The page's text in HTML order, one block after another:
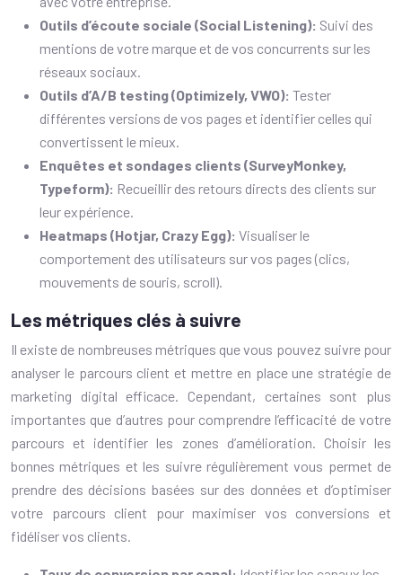
Outils d’écoute sociale (Social Listening): Suivi des
mentions de votre marque et de vos concurrents sur les
réseaux sociaux.
Outils d’A/B testing (Optimizely, VWO): Tester
différentes versions de vos pages et identifier celles qui
convertissent le mieux.
Enquêtes et sondages clients (SurveyMonkey,
Typeform): Recueillir des retours directs des clients sur
leur expérience.
Heatmaps (Hotjar, Crazy Egg): Visualiser le
comportement des utilisateurs sur vos pages (clics,
mouvements de souris, scroll).
Les métriques clés à suivre
Il existe de nombreuses métriques que vous pouvez suivre pour
analyser le parcours client et mettre en place une stratégie de
marketing digital efficace. Cependant, certaines sont plus
importantes que d’autres pour comprendre l’efficacité de votre
parcours et identifier les zones d’amélioration. Choisir les
bonnes métriques et les suivre régulièrement vous permet de
prendre des décisions basées sur des données et d’optimiser
votre parcours client pour maximiser vos conversions et
fidéliser vos clients.